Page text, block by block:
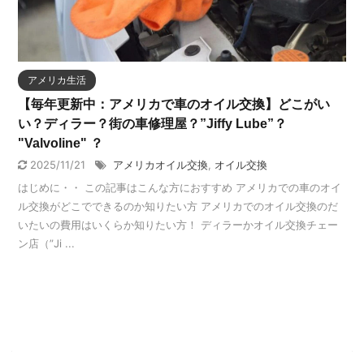
アメリカ生活
【毎年更新中：アメリカで車のオイル交換】どこがい
い？ディラー？街の車修理屋？”Jiffy Lube”？
"Valvoline" ？
2025/11/21 アメリカオイル交換 オイル交換
はじめに・・ この記事はこんな方におすすめ アメリカでの車のオイ
ル交換がどこでできるのか知りたい方 アメリカでのオイル交換のだ
いたいの費用はいくらか知りたい方！ ディラーかオイル交換チェー
ン店（”Ji ...